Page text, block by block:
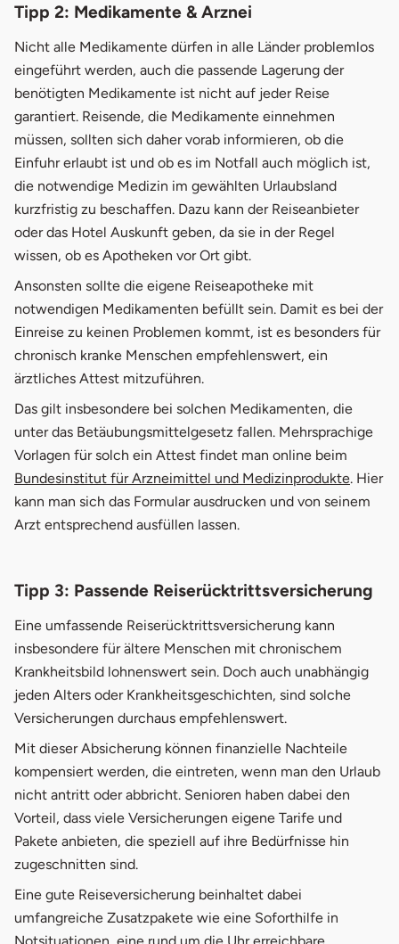
Tipp 2: Medikamente & Arznei
Nicht alle Medikamente dürfen in alle Länder problemlos
eingeführt werden, auch die passende Lagerung der
benötigten Medikamente ist nicht auf jeder Reise
garantiert. Reisende, die Medikamente einnehmen
müssen, sollten sich daher vorab informieren, ob die
Einfuhr erlaubt ist und ob es im Notfall auch möglich ist,
die notwendige Medizin im gewählten Urlaubsland
kurzfristig zu beschaffen. Dazu kann der Reiseanbieter
oder das Hotel Auskunft geben, da sie in der Regel
wissen, ob es Apotheken vor Ort gibt.
Ansonsten sollte die eigene Reiseapotheke mit
notwendigen Medikamenten befüllt sein. Damit es bei der
Einreise zu keinen Problemen kommt, ist es besonders für
chronisch kranke Menschen empfehlenswert, ein
ärztliches Attest mitzuführen.
Das gilt insbesondere bei solchen Medikamenten, die
unter das Betäubungsmittelgesetz fallen. Mehrsprachige
Vorlagen für solch ein Attest findet man online beim
Bundesinstitut für Arzneimittel und Medizinprodukteöffnet
. Hier
kann man sich das Formular ausdrucken und von seinem
Arzt entsprechend ausfüllen lassen.
Tipp 3: Passende Reiserücktrittsversicherung
Eine umfassende Reiserücktrittsversicherung kann
insbesondere für ältere Menschen mit chronischem
Krankheitsbild lohnenswert sein. Doch auch unabhängig
jeden Alters oder Krankheitsgeschichten, sind solche
Versicherungen durchaus empfehlenswert.
Mit dieser Absicherung können finanzielle Nachteile
kompensiert werden, die eintreten, wenn man den Urlaub
nicht antritt oder abbricht. Senioren haben dabei den
Vorteil, dass viele Versicherungen eigene Tarife und
Pakete anbieten, die speziell auf ihre Bedürfnisse hin
zugeschnitten sind.
Eine gute Reiseversicherung beinhaltet dabei
umfangreiche Zusatzpakete wie eine Soforthilfe in
Notsituationen, eine rund um die Uhr erreichbare